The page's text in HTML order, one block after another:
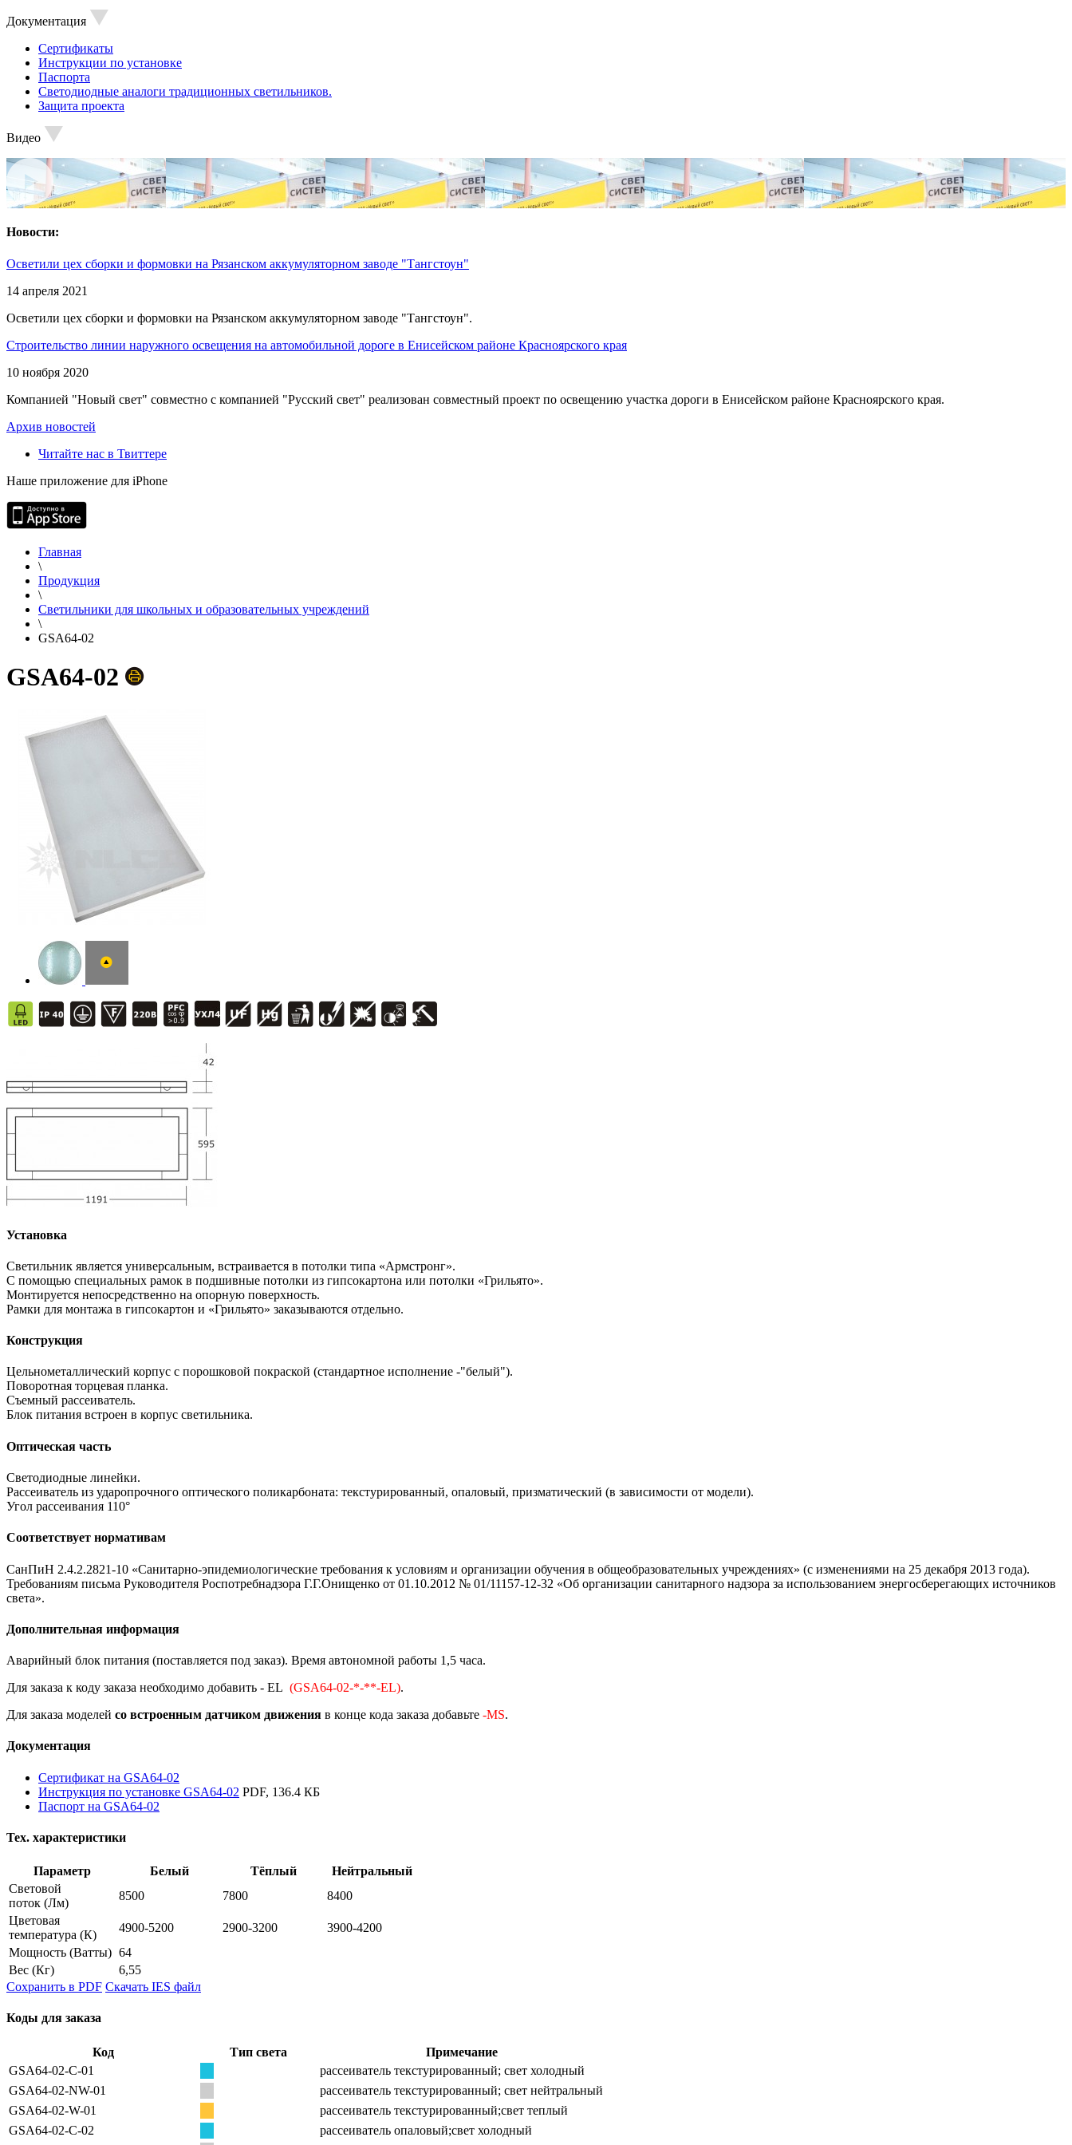
Документация
Сертификаты
Инструкции по установке
Паспорта
Светодиодные аналоги традиционных светильников.
Защита проекта
Видео
Новости:
Осветили цех сборки и формовки на Рязанском аккумуляторном заводе "Тангстоун"
14 апреля 2021
Осветили цех сборки и формовки на Рязанском аккумуляторном заводе "Тангстоун".
Строительство линии наружного освещения на автомобильной дороге в Енисейском районе Красноярского края
10 ноября 2020
Компанией "Новый свет" совместно с компанией "Русский свет" реализован совместный проект по освещению участка дороги в Енисейском районе Красноярского края.
Архив новостей
Читайте нас в Твиттере
Наше приложение для iPhone
Главная
\
Продукция
\
Светильники для школьных и образовательных учреждений
\
GSA64-02
GSA64-02
Установка
Светильник является универсальным, встраивается в потолки типа «Армстронг».
С помощью специальных рамок в подшивные потолки из гипсокартона или потолки «Грильято».
Монтируется непосредственно на опорную поверхность.
Рамки для монтажа в гипсокартон и «Грильято» заказываются отдельно.
Конструкция
Цельнометаллический корпус с порошковой покраской (стандартное исполнение -"белый").
Поворотная торцевая планка.
Съемный рассеиватель.
Блок питания встроен в корпус светильника.
Оптическая часть
Светодиодные линейки.
Рассеиватель из ударопрочного оптического поликарбоната: текстурированный, опаловый, призматический (в зависимости от модели).
Угол рассеивания 110°
Соответствует нормативам
СанПиН 2.4.2.2821-10 «Санитарно-эпидемиологические требования к условиям и организации обучения в общеобразовательных учреждениях» (с изменениями на 25 декабря 2013 года).
Требованиям письма Руководителя Роспотребнадзора Г.Г.Онищенко от 01.10.2012 № 01/11157-12-32 «Об организации санитарного надзора за использованием энергосберегающих источников
света».
Дополнительная информация
Аварийный блок питания (поставляется под заказ). Время автономной работы 1,5 часа.
Для заказа к коду заказа необходимо добавить - EL (GSA64-02-*-**-EL).
Для заказа моделей со встроенным датчиком движения в конце кода заказа добавьте -MS.
Документация
Сертификат на GSA64-02
Инструкция по установке GSA64-02 PDF, 136.4 КБ
Паспорт на GSA64-02
Тех. характеристики
Параметр Белый Тёплый
Нейтральный
Световой
поток (Лм)
8500 7800
8400
Цветовая
температура (К)
4900-5200 2900-3200
3900-4200
Мощность (Ватты) 64
Вес (Кг)
6,55
Сохранить в PDF Скачать IES файл
Коды для заказа
Код Тип света
Примечание
GSA64-02-C-01
рассеиватель текстурированный; свет холодный
GSA64-02-NW-01
рассеиватель текстурированный; свет нейтральный
GSA64-02-W-01
рассеиватель текстурированный;свет теплый
GSA64-02-C-02
рассеиватель опаловый;свет холодный